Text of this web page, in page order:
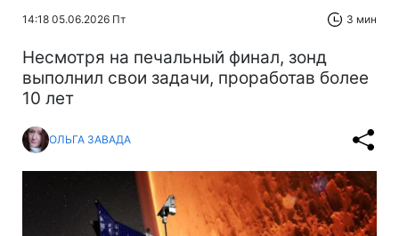
14:18 05.06.2026 Пт 3 мин
Несмотря на печальный финал, зонд
выполнил свои задачи, проработав более
10 лет
ОЛЬГА ЗАВАДА